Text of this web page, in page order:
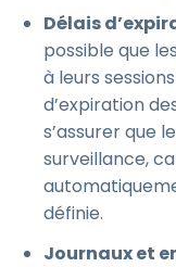
Délais
possible que
à leurs
d’expiration
s’assurer que
surveillance,
définie.
Journaux et